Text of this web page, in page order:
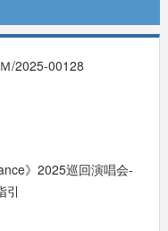
/2025-00128
》2025巡回演唱会-
引